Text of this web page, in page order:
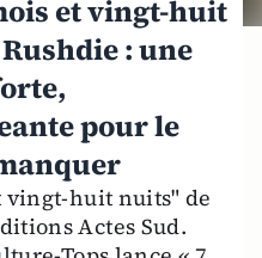
et vingt-huit
: une
pour le
vingt-huit nuits" de
Actes Sud.